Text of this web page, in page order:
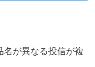
名が異なる投信が複